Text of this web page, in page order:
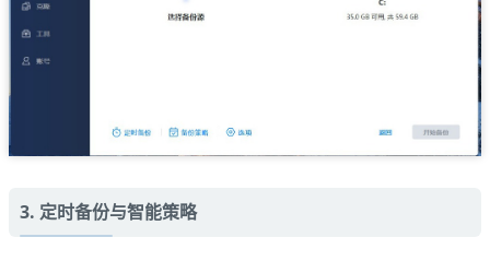
3. 定时备份与智能策略